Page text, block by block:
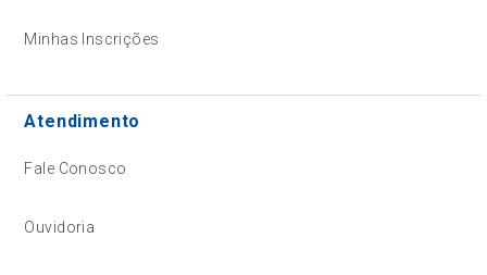
Minhas Inscrições
Atendimento
Fale Conosco
Ouvidoria